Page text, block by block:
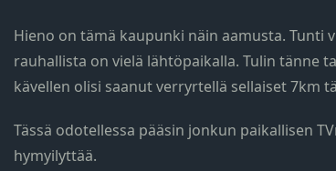
Hieno on tämä kaupunki näin aamusta. Tunti
rauhallista on vielä lähtöpaikalla. Tulin tänne
kävellen olisi saanut verryrtellä sellaiset 7km
Tässä odotellessa pääsin jonkun paikallisen
hymyilyttää.